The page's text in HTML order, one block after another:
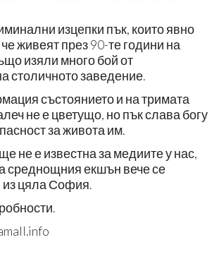
изцепки пък, които явно
живеят през 90-те години на
изяли много бой от
столичното заведение.
състоянието и на тримата
не е цветущо, но пък слава богу
за живота им.
не е известна за медиите у нас,
среднощния екшън вече се
из цяла София.